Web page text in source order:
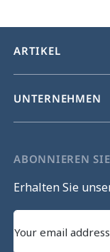
ARTIKEL
UNTERNEHMEN
ABONNIEREN
Erhalten Sie